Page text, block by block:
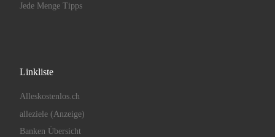
Jede Menge Tipps
Linkliste
Alleskostenlos.ch
alleziele (Anzeige)
Banken Übersicht